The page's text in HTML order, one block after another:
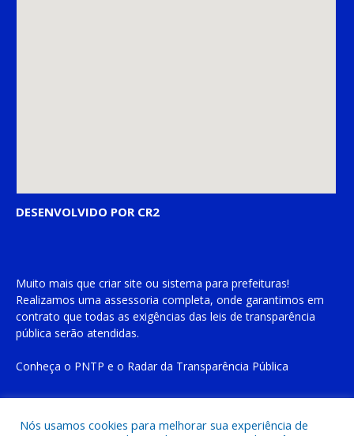
DESENVOLVIDO POR CR2
Muito mais que criar site ou sistema para prefeituras!
Realizamos uma assessoria completa, onde garantimos em
contrato que todas as exigências das leis de transparência
pública serão atendidas.
Conheça o PNTP e o Radar da Transparência Pública
Nós usamos cookies para melhorar sua experiência de